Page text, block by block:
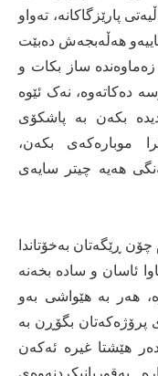
پارێزگاکانە، تەواو
هەڵەبجەش دەبێت
زەماوەندە ساز بکات و
دەکاتەوە، نەک ئێوە
بکەن بە پاشکۆی
موبارەکەی بکەن،
هەیە چیتر سایەی
ڕێگەتان بەخۆتاندا
ئاسان و سادە بخەنە
هەر بە هێواشی بەو
پرۆژەکەتان بگۆڕن بە
هێشتا غيره ئەکەن
بەقوربانیکردنەوەی